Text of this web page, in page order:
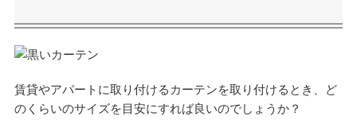
賃貸やアパートに取り付けるカーテンを取り付けるとき、ど
のくらいのサイズを目安にすれば良いのでしょうか？